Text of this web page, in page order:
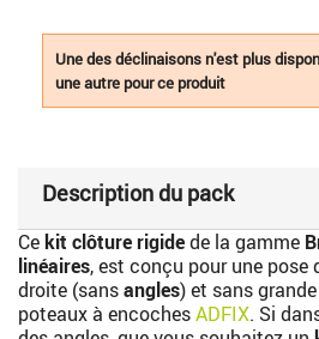
Une des déclinaisons n'est plus
une autre pour ce produit
Description du pack
Cekit clôture rigidede la gamme
linéaires, est conçu pour une pose
droite (sansangles) et sans grande
poteaux à encochesADFIX. Si